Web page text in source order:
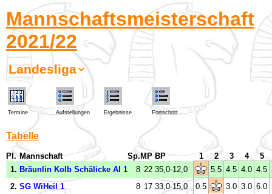
Mannschaftsmeisterschaft
2021/22
Termine Aufstellungen Ergebnisse Fortschritt
Tabelle
Pl. Mannschaft Sp.MP BP 1 2 3 4
5
1. Bräunlin Kolb Schälicke AI 1 8 22 35,0-12,0 5.5 4.5 4.0 4.5
2. SG WiHeil 1 8 17 33,0-15,0 0.5 3.0 3.0 6.0